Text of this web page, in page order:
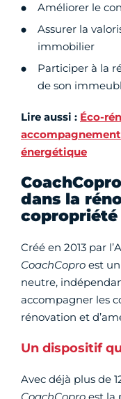
Améliorer le
Assurer la
immobilier
Participer à la
de son
Lire aussi : Éco-
énergétique
dans la
copropriété
Créé en 2013 par
CoachCopro est
neutre,
accompagner les
rénovation et
Un dispositif
Avec déjà plus de